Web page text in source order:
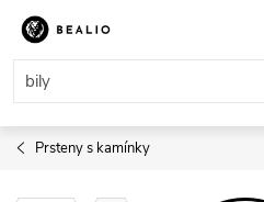
Přejít
obsah
Prsteny s kamínky